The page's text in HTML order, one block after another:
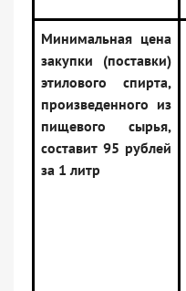
Минимальная цена
закупки (поставки)
этилового спирта,
произведенного из
пищевого сырья,
составит 95 рублей
за 1 литр